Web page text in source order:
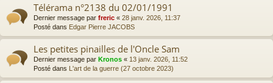
Télérama n°2138 du 02/01/1991
Dernier message par freric « 28 janv. 2026, 11:37
Posté dans Edgar Pierre JACOBS
Les petites pinailles de l'Oncle Sam
Dernier message par Kronos « 13 janv. 2026, 11:52
Posté dans L'art de la guerre (27 octobre 2023)